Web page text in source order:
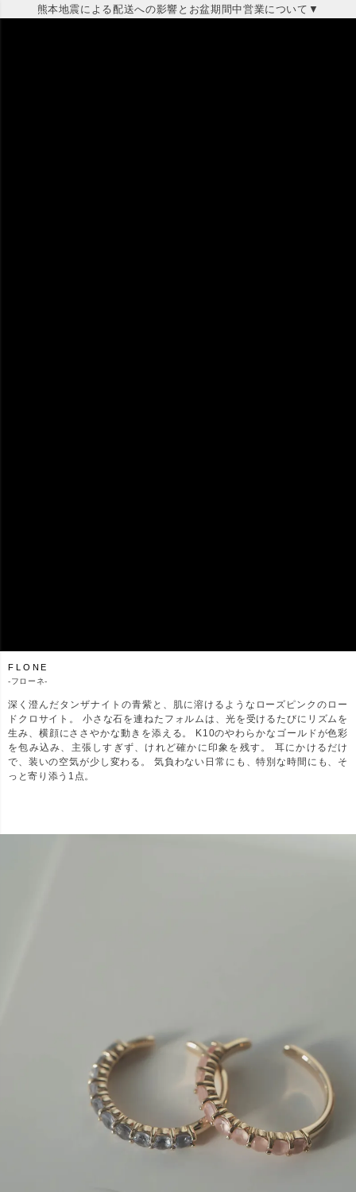
熊本地震による配送への影響とお盆期間中営業について▼
FLONE
-フローネ-
深く澄んだタンザナイトの青紫と、肌に溶けるようなローズピンクのロー
ドクロサイト。 小さな石を連ねたフォルムは、光を受けるたびにリズムを
生み、横顔にささやかな動きを添える。 K10のやわらかなゴールドが色彩
を包み込み、主張しすぎず、けれど確かに印象を残す。 耳にかけるだけ
で、装いの空気が少し変わる。 気負わない日常にも、特別な時間にも、そ
っと寄り添う1点。